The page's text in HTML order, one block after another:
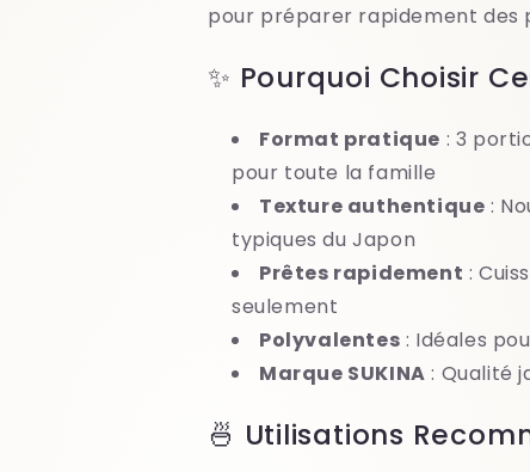
pour préparer rapidement des
✨ Pourquoi Choisir
Format pratique : 3
pour toute la famille
Texture authentique :
typiques du Japon
Prêtes rapidement :
seulement
Polyvalentes : Idéales
Marque SUKINA : Qualité
🍜 Utilisations